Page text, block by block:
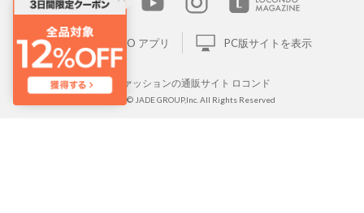
LOCONDO アプリ PC版サイトを表示
靴とファッションの通販サイト ロコンド
Copyright © JADE GROUP,Inc. All Rights Reserved